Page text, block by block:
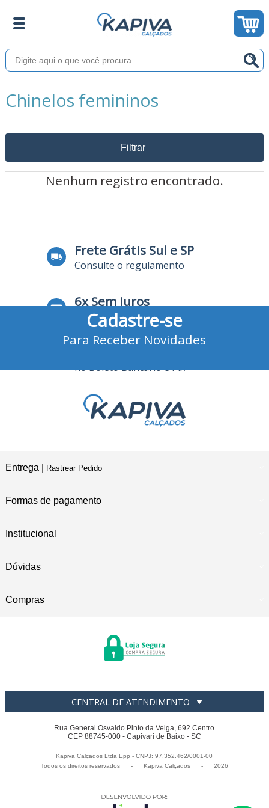
Chinelos femininos
Filtrar
Nenhum registro encontrado.
Frete Grátis Sul e SP
Consulte o regulamento
6x Sem Juros
no Cartão de Crédito
no Boleto Bancário e Pix
Cadastre-se
Para Receber Novidades
Entrega | Rastrear Pedido
Formas de pagamento
Institucional
Dúvidas
Compras
CENTRAL DE ATENDIMENTO
Rua General Osvaldo Pinto da Veiga, 692 Centro
CEP 88745-000 - Capivari de Baixo - SC
Kapiva Calçados Ltda Epp - CNPJ: 97.352.462/0001-00
Todos os direitos reservados
- Kapiva Calçados - 2026